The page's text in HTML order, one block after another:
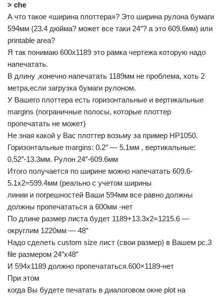
> che
А что такое «ширина плоттера»? Это ширина рулона бумаги
594мм (23.4 дюйма? может все таки 24″? а это 609.6мм) или
printable area?
Я так понимаю 600х1189 это рамка чертежа которую надо
напечатать.
В длину ,конечно напечатать 1189мм не проблема, хоть 2
метра,если загрузка бумаги рулоном.
У Вашего плоттера есть горизонтальные и вертикальные
margins (пограничные полосы, которые плоттер
пропечатать не может)
Не зная какой у Вас плоттер возьму за пример HP1050.
Горизонтальные margins: 0.2″ — 5.1мм , вертикальные:
0.52″-13.3мм. Рулон 24″-609.6мм
Итого получается по ширине можно напечатать 609.6-
5.1х2=599.4мм (реально с учетом ширины
линии и погрешностей Ваши 594мм все равно должны
должны пропечататься а 600мм -нет
По длине размер листа будет 1189+13.3х2=1215.6 —
округлим 1220мм — 48″
Надо сделеть custom size лист (свои размер) в Вашем pc.3
file размером 24″х48″
И 594х1189 должно пропечататься.600×1189-нет
При этом
когда Вы будете печатать в диалоговом окне plot на